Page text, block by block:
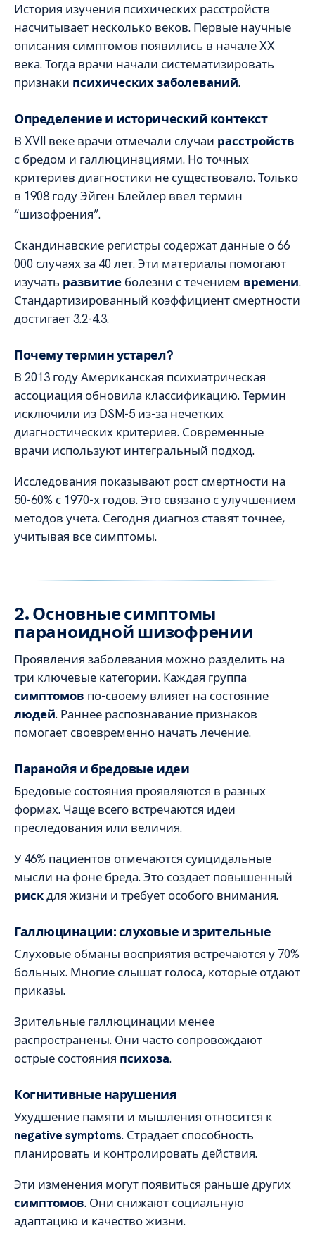
История изучения психических расстройств
насчитывает несколько веков. Первые научные
описания симптомов появились в начале XX
века. Тогда врачи начали систематизировать
признаки психических заболеваний.
Определение и исторический контекст
В XVII веке врачи отмечали случаи расстройств
с бредом и галлюцинациями. Но точных
критериев диагностики не существовало. Только
в 1908 году Эйген Блейлер ввел термин
“шизофрения”.
Скандинавские регистры содержат данные о 66
000 случаях за 40 лет. Эти материалы помогают
изучать развитие болезни с течением времени.
Стандартизированный коэффициент смертности
достигает 3.2-4.3.
Почему термин устарел?
В 2013 году Американская психиатрическая
ассоциация обновила классификацию. Термин
исключили из DSM-5 из-за нечетких
диагностических критериев. Современные
врачи используют интегральный подход.
Исследования показывают рост смертности на
50-60% с 1970-х годов. Это связано с улучшением
методов учета. Сегодня диагноз ставят точнее,
учитывая все симптомы.
2. Основные симптомы
параноидной шизофрении
Проявления заболевания можно разделить на
три ключевые категории. Каждая группа
симптомов по-своему влияет на состояние
людей. Раннее распознавание признаков
помогает своевременно начать лечение.
Паранойя и бредовые идеи
Бредовые состояния проявляются в разных
формах. Чаще всего встречаются идеи
преследования или величия.
У 46% пациентов отмечаются суицидальные
мысли на фоне бреда. Это создает повышенный
рискдля жизни и требует особого внимания.
Галлюцинации: слуховые и зрительные
Слуховые обманы восприятия встречаются у 70%
больных. Многие слышат голоса, которые отдают
приказы.
Зрительные галлюцинации менее
распространены. Они часто сопровождают
острые состояния психоза.
Когнитивные нарушения
Ухудшение памяти и мышления относится к
negative symptoms. Страдает способность
планировать и контролировать действия.
Эти изменения могут появиться раньше других
симптомов. Они снижают социальную
адаптацию и качество жизни.